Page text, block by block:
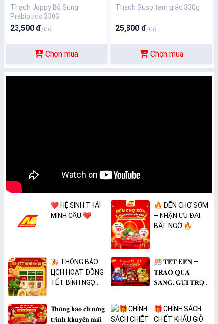
Thạch Joppy Bổ Sung
Prebiotics 330G
23,500 đ/Gói
Chọn mua
Thạch Suso tam giác 330g
25,800 đ/Gói
Chọn mua
❤️ HỆ SINH THÁI
MINH CẦU ❤️
🔥 ĐẾN CHỢ SỚM
– NHẬN ƯU ĐÃI
BẤT NGỜ 🔥
🎉 THÔNG BÁO
LỊCH HOẠT ĐỘNG
TẾT BÍNH NGỌ
🎊 𝐓𝐄̂́𝐓 Đ𝐄̂́𝐍 –
𝐓𝐑𝐀𝐎 𝐐𝐔𝐀̀
𝐒𝐀𝐍𝐆, 𝐆𝐔̛̉𝐈 𝐓𝐑𝐎̣𝐍
𝐓𝐡𝐨̂𝐧𝐠 𝐛𝐚́𝐨 𝐜𝐡𝐮̛𝐨̛𝐧𝐠
𝐭𝐫𝐢̀𝐧𝐡 𝐤𝐡𝐮𝐲𝐞̂́𝐧 𝐦𝐚̃𝐢
🎁 CHÍNH SÁCH
CHIẾT KHẤU GIỎ